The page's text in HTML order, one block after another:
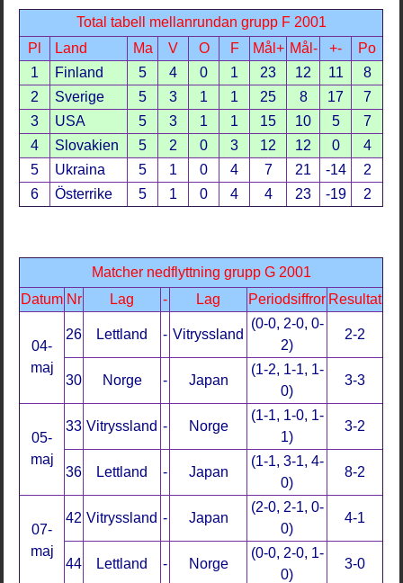
Total tabell mellanrundan grupp F 2001
Pl
Land Ma V O F Mål+ Mål- +-
Po
1
Finland 5 4 0 1 23 12 11
8
2
Sverige 5 3 1 1 25 8 17
7
3
USA 5 3 1 1 15 10 5
7
4
Slovakien 5 2 0 3 12 12 0
4
5
Ukraina 5 1 0 4 7 21 -14
2
6
Österrike 5 1 0 4 4 23 -19 2
Matcher nedflyttning grupp G 2001
Datum Nr Lag - Lag Periodsiffror Resultat
04-
maj
26 Lettland - Vitryssland
(0-0, 2-0, 0-
2)
2-2
30 Norge - Japan
(1-2, 1-1, 1-
0)
3-3
05-
maj
33 Vitryssland - Norge
(1-1, 1-0, 1-
1)
3-2
36 Lettland - Japan
(1-1, 3-1, 4-
0)
8-2
07-
maj
42 Vitryssland - Japan
(2-0, 2-1, 0-
0)
4-1
44 Lettland - Norge
(0-0, 2-0, 1-
0)
3-0